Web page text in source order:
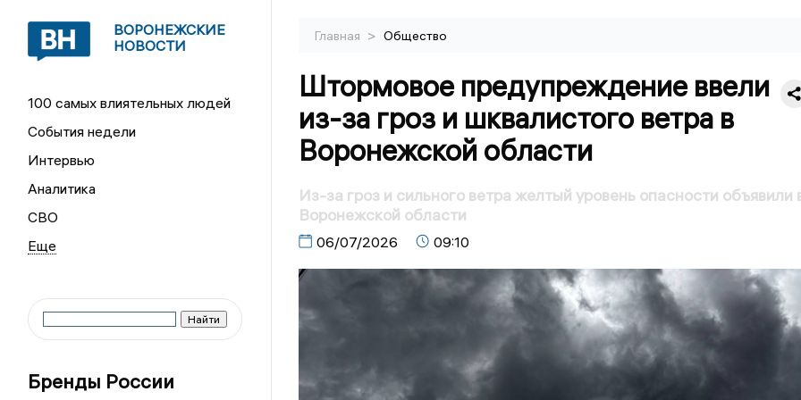
ВОРОНЕЖСКИЕ
НОВОСТИ
100 самых влиятельных людей
События недели
Интервью
Аналитика
СВО
Бренды России
Главная > Общество
Штормовое предупреждение ввели
из-за гроз и шквалистого ветра в
Воронежской области
Из-за гроз и сильного ветра желтый уровень опасности объявили
Воронежской области
06/07/2026 09:10